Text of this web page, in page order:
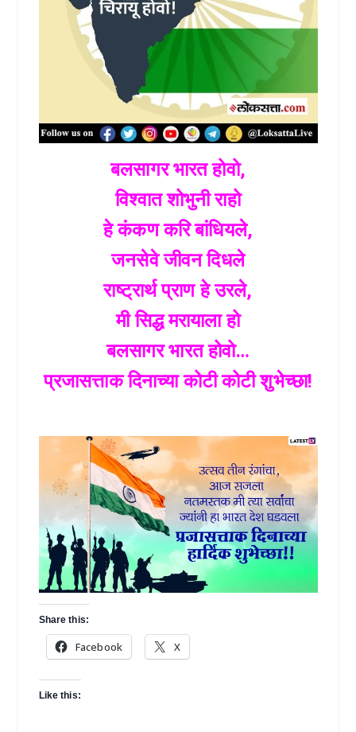
बलसागर भारत होवो,
विश्वात शोभुनी राहो
हे कंकण करि बांधियले,
जनसेवे जीवन दिधले
राष्ट्रार्थ प्राण हे उरले,
मी सिद्ध मरायाला हो
बलसागर भारत होवो…
प्रजासत्ताक दिनाच्या कोटी कोटी शुभेच्छा!
Share this:
Facebook X
Like this: